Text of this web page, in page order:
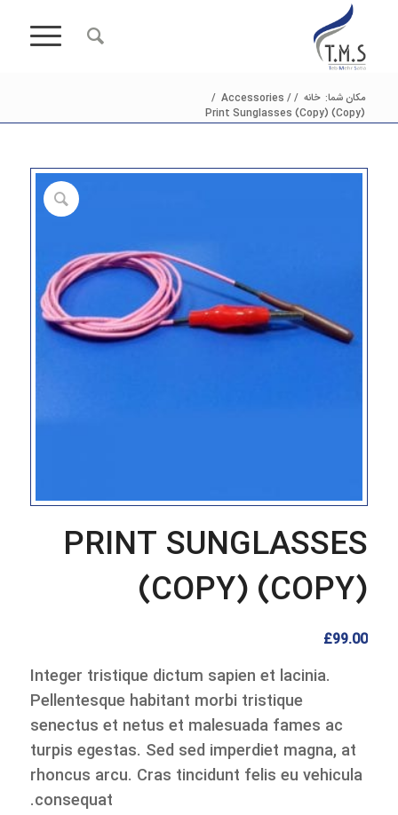
مکان شما: خانه /
/
Accessories
/
Print Sunglasses (Copy) (Copy)
PRINT SUNGLASSES
(COPY) (COPY)
£99.00
Integer tristique dictum sapien et lacinia.
Pellentesque habitant morbi tristique
senectus et netus et malesuada fames ac
turpis egestas. Sed sed imperdiet magna, at
rhoncus arcu. Cras tincidunt felis eu vehicula
consequat.